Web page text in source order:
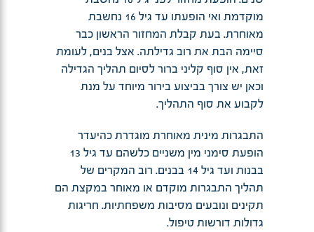
מוקדמת ואי הופעתו עד גיל 16 נחשבת
מאוחרת. בעת קבלת המחזור הראשון כבר
סיימה הבת את רוב גדילתה. אצל בנים, לעומת
זאת, אין סוף קליני ברור לסיום תהליך הגדילה
וכאן יש צורך בביצוע בירור מיוחד על מנת
לקבוע את סוף התהליך.
התבגרות מינית מאוחרת מוגדרת כהיעדר
הופעת סימני מין משניים כלשהם עד גיל 13
בבנות ועד גיל 14 בבנים. רוב המקרים של
תהליך התבגרות מוקדם או מאוחר במקצת הם
תקינים ונובעים מסיבות משפחתיות. חריגות
גדולות דורשות טיפול.